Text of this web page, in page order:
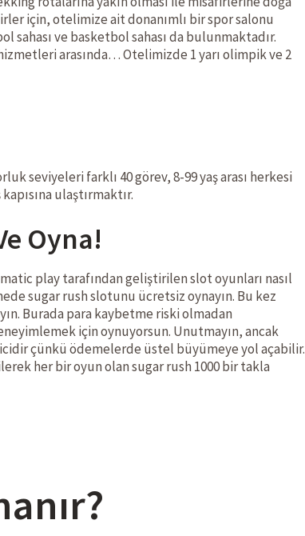
için, otelimize ait donanımlı bir spor salonu
ve basketbol sahası da bulunmaktadır.
arasında… Otelimizde 1 yarı olimpik ve 2
seviyeleri farklı 40 görev, 8-99 yaş arası herkesi
ulaştırmaktır.
Oyna!
play tarafından geliştirilen slot oyunları nasıl
sugar rush slotunu ücretsiz oynayın. Bu kez
Burada para kaybetme riski olmadan
için oynuyorsun. Unutmayın, ancak
çünkü ödemelerde üstel büyümeye yol açabilir.
her bir oyun olan sugar rush 1000 bir takla